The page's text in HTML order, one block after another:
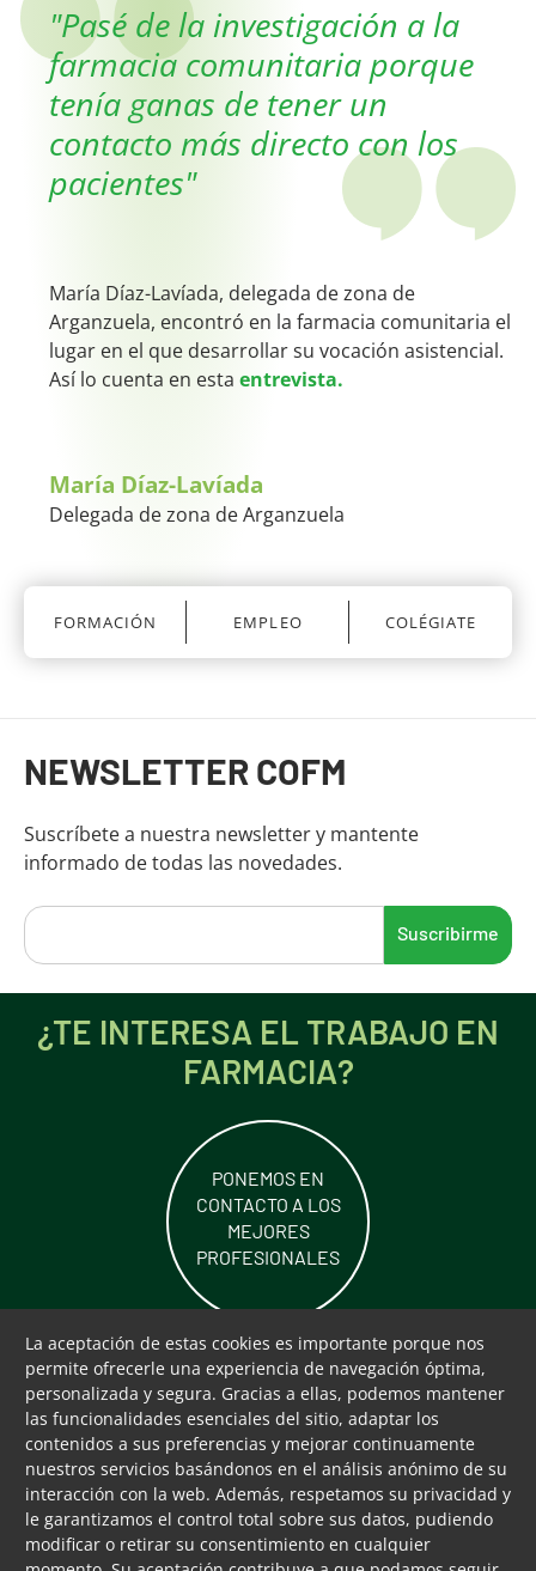
"Pasé de la investigación a la
farmacia comunitaria porque
tenía ganas de tener un
contacto más directo con los
pacientes"
María Díaz-Lavíada, delegada de zona de
Arganzuela, encontró en la farmacia comunitaria el
lugar en el que desarrollar su vocación asistencial.
Así lo cuenta en esta entrevista.
María Díaz-Lavíada
Delegada de zona de Arganzuela
FORMACIÓN EMPLEO COLÉGIATE
NEWSLETTER COFM
Suscríbete a nuestra newsletter y mantente
informado de todas las novedades.
Los farmacéuticos te ayudamos a cuidar tu
salud
¿TE INTERESA EL TRABAJO EN
FARMACIA?
PONEMOS EN
CONTACTO A LOS
MEJORES
PROFESIONALES
CAMBIAR CONFIGURACIÓN DE COOKIES
La aceptación de estas cookies es importante porque nos
permite ofrecerle una experiencia de navegación óptima,
personalizada y segura. Gracias a ellas, podemos mantener
las funcionalidades esenciales del sitio, adaptar los
contenidos a sus preferencias y mejorar continuamente
nuestros servicios basándonos en el análisis anónimo de su
interacción con la web. Además, respetamos su privacidad y
le garantizamos el control total sobre sus datos, pudiendo
modificar o retirar su consentimiento en cualquier